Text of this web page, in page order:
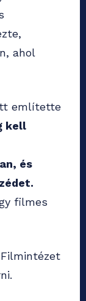
ahol
említette
kell
és
filmes